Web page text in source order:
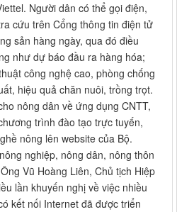
Người dân có thể gọi điện,
cứu trên Cổng thông tin điện tử
sản hàng ngày, qua đó điều
như dự báo đầu ra hàng hóa;
công nghệ cao, phòng chống
hiệu quả chăn nuôi, trồng trọt.
nông dân về ứng dụng CNTT,
trình đào tạo trực tuyến,
nông lên website của Bộ.
nghiệp, nông dân, nông thôn
Vũ Hoàng Liên, Chủ tịch Hiệp
lần khuyến nghị về việc nhiều
kết nối Internet đã được triển